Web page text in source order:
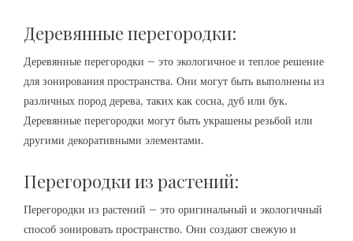
Деревянные перегородки:
Деревянные перегородки – это экологичное и теплое решение
для зонирования пространства. Они могут быть выполнены из
различных пород дерева, таких как сосна, дуб или бук.
Деревянные перегородки могут быть украшены резьбой или
другими декоративными элементами.
Перегородки из растений:
Перегородки из растений – это оригинальный и экологичный
способ зонировать пространство. Они создают свежую и